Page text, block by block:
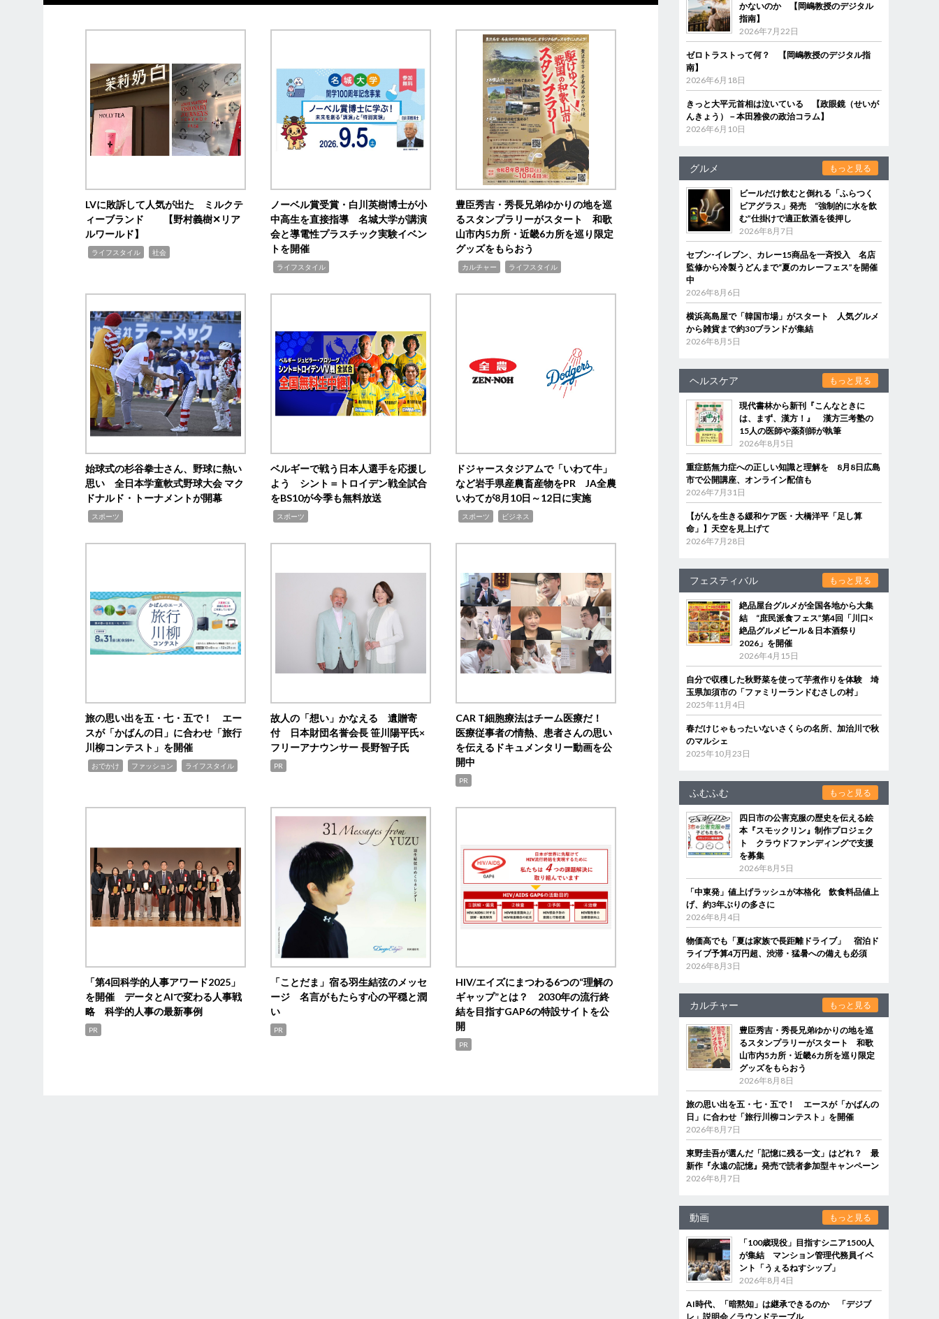
LVに敗訴して人気が出た ミルクテ
ィーブランド 【野村義樹✕リア
ルワールド】
ライフスタイル 社会
ノーベル賞受賞・白川英樹博士が小
中高生を直接指導 名城大学が講演
会と導電性プラスチック実験イベン
トを開催
ライフスタイル
豊臣秀吉・秀長兄弟ゆかりの地を巡
るスタンプラリーがスタート 和歌
山市内5カ所・近畿6カ所を巡り限定
グッズをもらおう
カルチャー ライフスタイル
始球式の杉谷拳士さん、野球に熱い
思い 全日本学童軟式野球大会 マク
ドナルド・トーナメントが開幕
スポーツ
ベルギーで戦う日本人選手を応援し
よう シント＝トロイデン戦全試合
をBS10が今季も無料放送
スポーツ
ドジャースタジアムで「いわて牛」
など岩手県産農畜産物をPR JA全農
いわてが8月10日～12日に実施
スポーツ ビジネス
旅の思い出を五・七・五で！ エー
スが「かばんの日」に合わせ「旅行
川柳コンテスト」を開催
おでかけ ファッション ライフスタイル
故人の「想い」かなえる 遺贈寄
付 日本財団名誉会長 笹川陽平氏×
フリーアナウンサー 長野智子氏
PR
CAR T細胞療法はチーム医療だ！
医療従事者の情熱、患者さんの思い
を伝えるドキュメンタリー動画を公
開中
PR
「第4回科学的人事アワード2025」
を開催 データとAIで変わる人事戦
略 科学的人事の最新事例
PR
「ことだま」宿る羽生結弦のメッセ
ージ 名言がもたらす心の平穏と潤
い
PR
HIV/エイズにまつわる6つの“理解の
ギャップ”とは？ 2030年の流行終
結を目指すGAP6の特設サイトを公
開
PR
かないのか 【岡嶋教授のデジタル
指南】
2026年7月22日
ゼロトラストって何？ 【岡嶋教授のデジタル指
南】
2026年6月18日
きっと大平元首相は泣いている 【政眼鏡（せいが
んきょう）－本田雅俊の政治コラム】
2026年6月10日
グルメ もっと見る
ビールだけ飲むと倒れる「ふらつく
ビアグラス」発売 “強制的に水を飲
む”仕掛けで適正飲酒を後押し
2026年8月7日
セブン‐イレブン、カレー15商品を一斉投入 名店
監修から冷製うどんまで“夏のカレーフェス”を開催
中
2026年8月6日
横浜高島屋で「韓国市場」がスタート 人気グルメ
から雑貨まで約30ブランドが集結
2026年8月5日
ヘルスケア もっと見る
現代書林から新刊『こんなときに
は、まず、漢方！』 漢方三考塾の
15人の医師や薬剤師が執筆
2026年8月5日
重症筋無力症への正しい知識と理解を 8月8日広島
市で公開講座、オンライン配信も
2026年7月31日
【がんを生きる緩和ケア医・大橋洋平「足し算
命」】天空を見上げて
2026年7月28日
フェスティバル もっと見る
絶品屋台グルメが全国各地から大集
結 “庶民派食フェス”第4回「川口×
絶品グルメビール＆日本酒祭り
2026」を開催
2026年4月15日
自分で収穫した秋野菜を使って芋煮作りを体験 埼
玉県加須市の「ファミリーランドむさしの村」
2025年11月4日
春だけじゃもったいないさくらの名所、加治川で秋
のマルシェ
2025年10月23日
ふむふむ もっと見る
四日市の公害克服の歴史を伝える絵
本『スモックリン』制作プロジェク
ト クラウドファンディングで支援
を募集
2026年8月5日
「中東発」値上げラッシュが本格化 飲食料品値上
げ、約3年ぶりの多さに
2026年8月4日
物価高でも「夏は家族で長距離ドライブ」 宿泊ド
ライブ予算4万円超、渋滞・猛暑への備えも必須
2026年8月3日
カルチャー もっと見る
豊臣秀吉・秀長兄弟ゆかりの地を巡
るスタンプラリーがスタート 和歌
山市内5カ所・近畿6カ所を巡り限定
グッズをもらおう
2026年8月8日
旅の思い出を五・七・五で！ エースが「かばんの
日」に合わせ「旅行川柳コンテスト」を開催
2026年8月7日
東野圭吾が選んだ「記憶に残る一文」はどれ？ 最
新作『永遠の記憶』発売で読者参加型キャンペーン
2026年8月7日
動画 もっと見る
「100歳現役」目指すシニア1500人
が集結 マンション管理代務員イベ
ント「うぇるねすシップ」
2026年8月4日
AI時代、「暗黙知」は継承できるのか 「デジブ
レ」説明会／ラウンドテーブル